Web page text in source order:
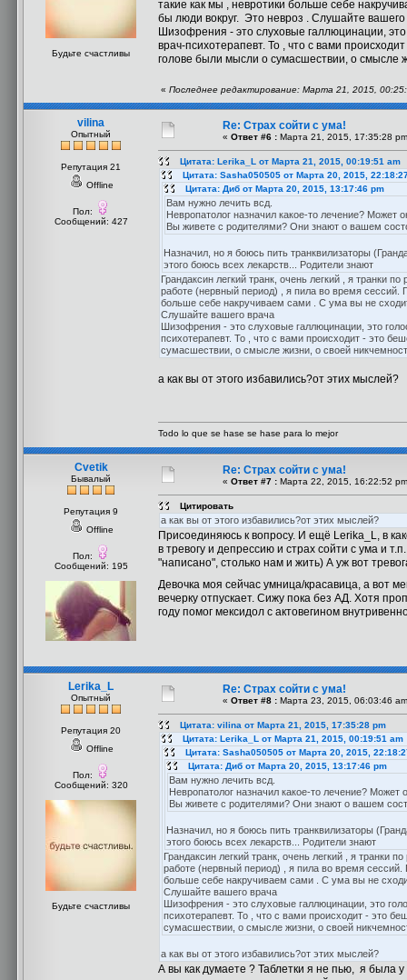
Будьте счастливы
такие как мы , невротики больше себе
бы люди вокруг. Это невроз . Слушайте вашего
Шизофрения - это слуховые галлюцинации, это
врач-психотерапевт. То , что с вами
голове были мысли о сумасшествии, о смысле
« Последнее редактирование: Марта 21, 2015,
vilina
Опытный
Репутация 21
Offline
Пол:
Сообщений: 427
Re: Страх сойти с ума!
« Ответ #6 : Марта 21, 2015, 17:35:28
Цитата: Lerika_L от Марта 21, 2015, 00:19:51 am
Цитата: Sasha050505 от Марта 20, 2015,
Цитата: Диб от Марта 20, 2015, 13:17:46 pm
Вам нужно лечить всд.
Невропатолог назначил какое-то лечение? Может
Вы живете с родителями? Они знают о вашем
Назначил, но я боюсь пить транквилизаторы
этого боюсь всех лекарств... Родители знают
Грандаксин легкий транк, очень легкий , я транки
работе (нервный период) , я пила во время сессий.
больше себе накручиваем сами . С ума вы не
Слушайте вашего врача
Шизофрения - это слуховые галлюцинации, это
психотерапевт. То , что с вами происходит - это
сумасшествии, о смысле жизни, о своей
а как вы от этого избавились?от этих мыслей?
Todo lo que se hase se hase para lo mejor
Cvetik
Бывалый
Репутация 9
Offline
Пол:
Сообщений: 195
Re: Страх сойти с ума!
« Ответ #7 : Марта 22, 2015, 16:22:52
Цитировать
а как вы от этого избавились?от этих мыслей?
Присоединяюсь к вопросу. И ещё Lerika_L, в
в тревогу и депрессию и страх сойти с ума и
"написано", столько нам и жить) А уж вот
Девочка моя сейчас умница/красавица, а вот
вечерку отпускает. Сижу пока без АД. Хотя
году помог мексидол с актовегином
Lerika_L
Опытный
Репутация 20
Offline
Пол:
Сообщений: 320
Будьте счастливы
Re: Страх сойти с ума!
« Ответ #8 : Марта 23, 2015, 06:03:46
Цитата: vilina от Марта 21, 2015, 17:35:28 pm
Цитата: Lerika_L от Марта 21, 2015, 00:19:51 am
Цитата: Sasha050505 от Марта 20, 2015,
Цитата: Диб от Марта 20, 2015, 13:17:46 pm
Вам нужно лечить всд.
Невропатолог назначил какое-то лечение? Может
Вы живете с родителями? Они знают о вашем
Назначил, но я боюсь пить транквилизаторы
этого боюсь всех лекарств... Родители знают
Грандаксин легкий транк, очень легкий , я транки
работе (нервный период) , я пила во время сессий.
больше себе накручиваем сами . С ума вы не
Слушайте вашего врача
Шизофрения - это слуховые галлюцинации, это
психотерапевт. То , что с вами происходит - это
сумасшествии, о смысле жизни, о своей
а как вы от этого избавились?от этих мыслей?
А вы как думаете ? Таблетки я не пью, я была